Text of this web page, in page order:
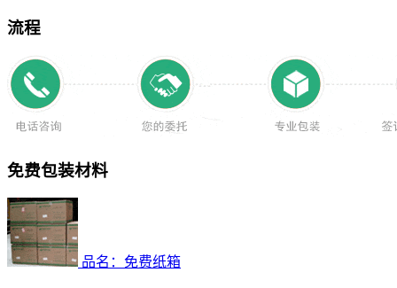
流程
免费包装材料
品名：免费纸箱